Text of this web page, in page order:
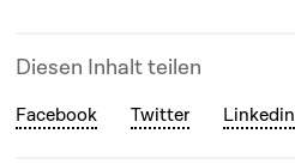
Diesen Inhalt teilen
Facebook Twitter Linkedin